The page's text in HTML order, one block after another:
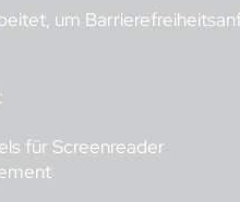
um
für Screenreader